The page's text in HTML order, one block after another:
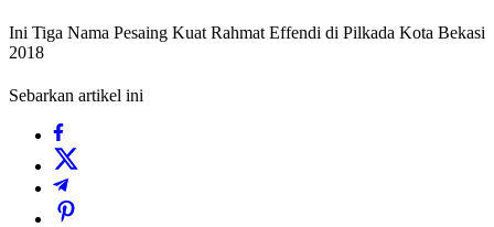
Ini Tiga Nama Pesaing Kuat Rahmat Effendi di Pilkada Kota Bekasi
2018
Sebarkan artikel ini